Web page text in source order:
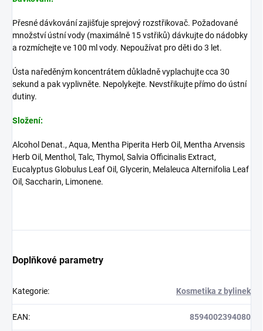
Přesné dávkování zajišťuje sprejový rozstřikovač. Požadované
množství ústní vody (maximálně 15 vstřiků) dávkujte do nádobky
a rozmíchejte ve 100 ml vody. Nepoužívat pro děti do 3 let.
Ústa naředěným koncentrátem důkladně vyplachujte cca 30
sekund a pak vyplivněte. Nepolykejte. Nevstřikujte přímo do ústní
dutiny.
Složení:
Alcohol Denat., Aqua, Mentha Piperita Herb Oil, Mentha Arvensis
Herb Oil, Menthol, Talc, Thymol, Salvia Officinalis Extract,
Eucalyptus Globulus Leaf Oil, Glycerin, Melaleuca Alternifolia Leaf
Oil, Saccharin, Limonene.
Doplňkové parametry
Kategorie: Kosmetika z bylinek
EAN: 8594002394080